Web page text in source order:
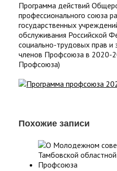
Программа действий
профессионального союза
государственных
обслуживания Российской
социально-трудовых прав и
членов Профсоюза в 2020-
Профсоюза)
Похожие записи